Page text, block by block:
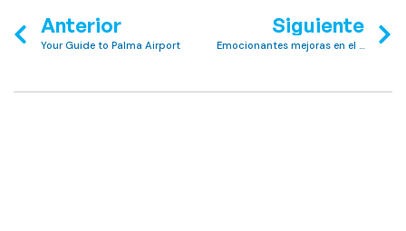
Anterior
Your Guide to Palma Airport
Siguiente